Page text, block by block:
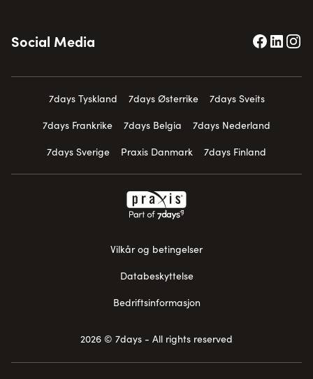
Social Media
7days Tyskland 7days Østerrike
7days Sveits
7days Frankrike
7days Belgia
7days Nederland
7days Sverige
Praxis Danmark 7days Finland
Vilkår og betingelser
Databeskyttelse
Bedriftsinformasjon
2026 © 7days - All rights reserved